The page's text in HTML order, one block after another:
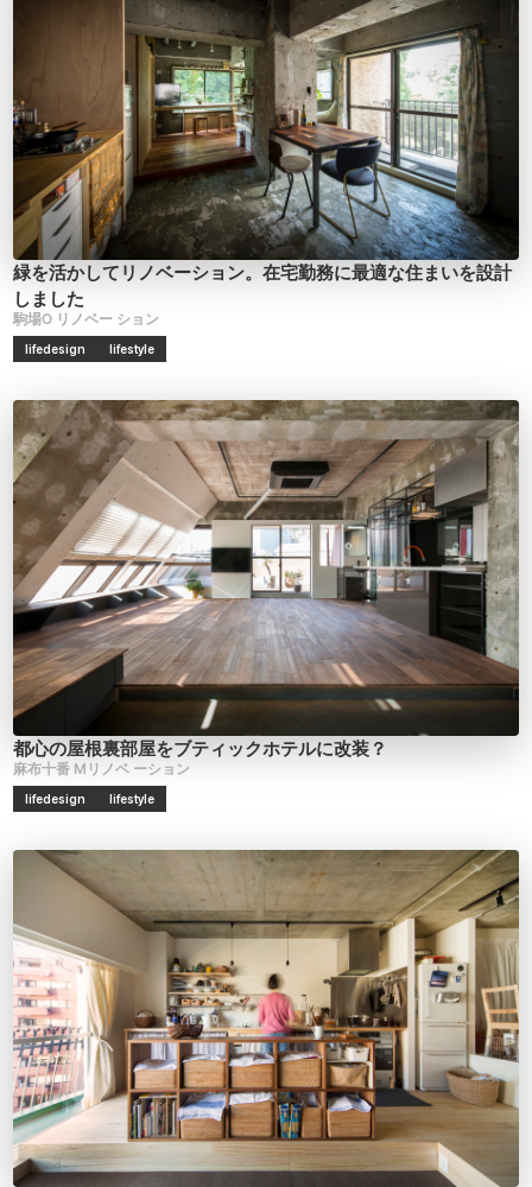
緑を活かしてリノベーション。在宅勤務に最適な住まいを設計
しました
駒場O リノベー ション
lifedesign lifestyle
都心の屋根裏部屋をブティックホテルに改装？
麻布十番 Mリノベ ーション
lifedesign lifestyle